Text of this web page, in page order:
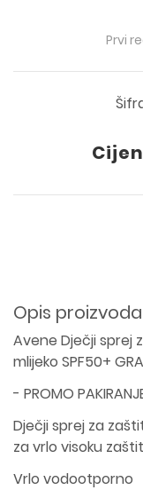
Prvi
Opis proizvoda
Avene Dječji sprej
mlijeko SPF50+
- PROMO
Dječji sprej za
za vrlo visoku
Vrlo vodootporno